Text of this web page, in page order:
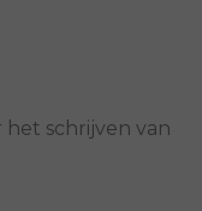
schrijven van